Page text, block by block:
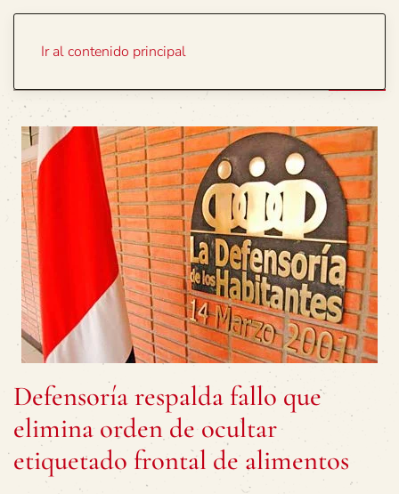
Ir al contenido principal
Defensoría respalda fallo que
elimina orden de ocultar
etiquetado frontal de alimentos